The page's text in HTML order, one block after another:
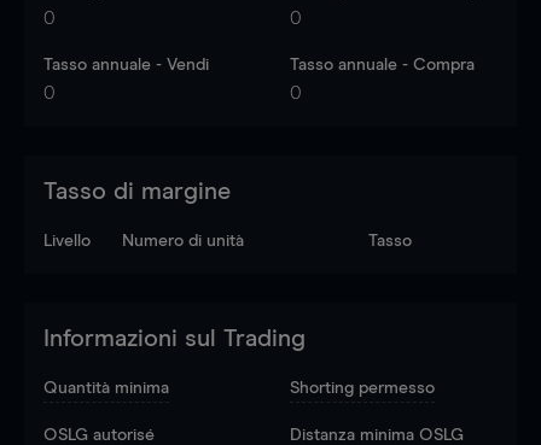
0 0
Tasso annuale - Vendi
0
Tasso annuale - Compra
0
Tasso di margine
Livello Numero di unità Tasso
Informazioni sul Trading
Quantità minima Shorting permesso
OSLG autorisé Distanza minima OSLG